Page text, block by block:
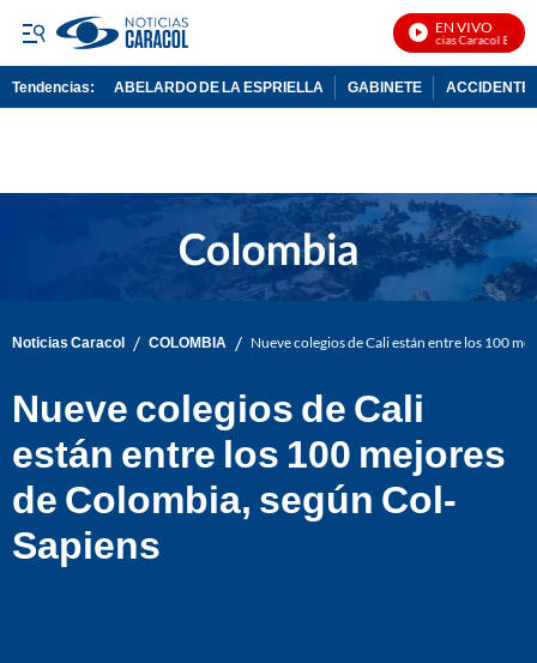
EN VIVO
Noticias Caracol En Vivo
Tendencias: ABELARDO DE LA ESPRIELLA GABINETE ACCIDENTE
Noticias Caracol / COLOMBIA / Nueve colegios de Cali están entre los 100
Nueve colegios de Cali
están entre los 100 mejores
de Colombia, según Col-
Sapiens